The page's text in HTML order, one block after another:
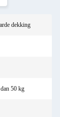
dekking
50 kg